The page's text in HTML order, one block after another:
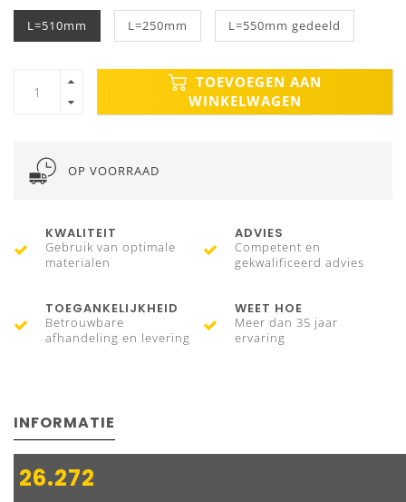
L=510mm L=250mm L=550mm gedeeld
TOEVOEGEN AAN
WINKELWAGEN
OP VOORRAAD
KWALITEIT
Gebruik van optimale
materialen
ADVIES
Competent en
gekwalificeerd advies
TOEGANKELIJKHEID
Betrouwbare
afhandeling en levering
WEET HOE
Meer dan 35 jaar
ervaring
INFORMATIE
26.272